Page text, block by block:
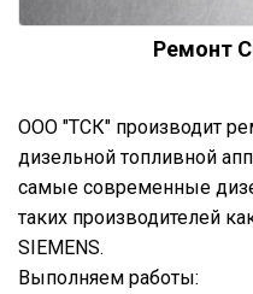
Ремонт
ООО "ТСК" производит
дизельной топливной
самые современные
таких производителей
SIEMENS.
Выполняем работы: